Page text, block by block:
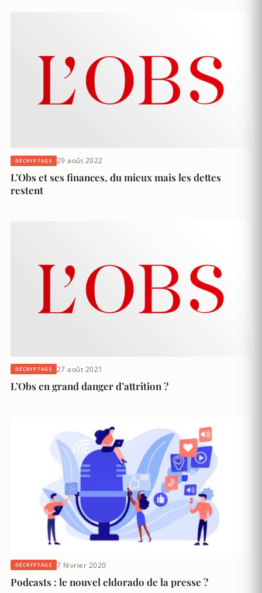
DÉCRYPTAGE 29 août 2022
L’Obs et ses finances, du mieux mais les dettes
restent
DÉCRYPTAGE 27 août 2021
L’Obs en grand danger d’attrition ?
DÉCRYPTAGE 7 février 2020
Podcasts : le nouvel eldorado de la presse ?